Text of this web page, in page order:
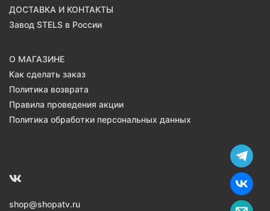
ДОСТАВКА И КОНТАКТЫ
Завод STELS в России
О МАГАЗИНЕ
Как сделать заказ
Политика возврата
Правила проведения акции
Политика обработки персональных данных
shop@shopatv.ru